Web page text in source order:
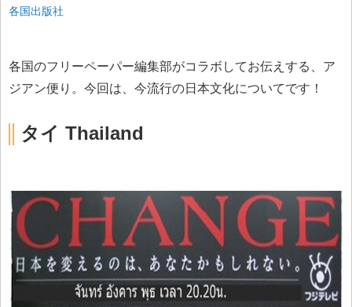
各国出版社
各国のフリーペーパー編集部がコラボしてお伝えする、ア
ジアン便り。今回は、今流行の日本文化についてです！
タイ Thailand